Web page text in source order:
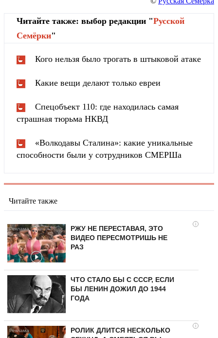
Читайте также: выбор редакции "Русской
Cемёрки"
Кого нельзя было трогать в штыковой атаке
Какие вещи делают только евреи
Спецобъект 110: где находилась самая
страшная тюрьма НКВД
«Волкодавы Сталина»: какие уникальные
способности были у сотрудников СМЕРШа
Читайте также
i
РЖУ НЕ ПЕРЕСТАВАЯ, ЭТО
ВИДЕО ПЕРЕСМОТРИШЬ НЕ
РАЗ
ЧТО СТАЛО БЫ С СССР, ЕСЛИ
БЫ ЛЕНИН ДОЖИЛ ДО 1944
ГОДА
i
РОЛИК ДЛИТСЯ НЕСКОЛЬКО